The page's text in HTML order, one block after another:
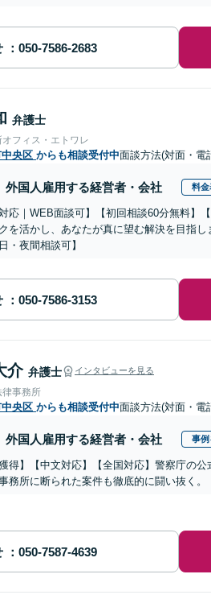
弁護士
フィス・エトワレ
央区 からも相談受付中面談方法(対面・電
外国人雇用する経営者・会社 料金
対応｜WEB面談可】【初回相談60分無料】
を活かし、あなたが真に望む解決を目指
・夜間相談可】
介 弁護士 インタビューを見る
律事務所
央区 からも相談受付中面談方法(対面・電
外国人雇用する経営者・会社 事例
獲得】【中文対応】【全国対応】警察庁の
所に断られた案件も徹底的に闘い抜く。